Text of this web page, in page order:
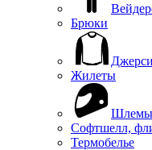
Брюки
Джерси
Жилеты
Шлемы
Софтшелл,
Термобелье